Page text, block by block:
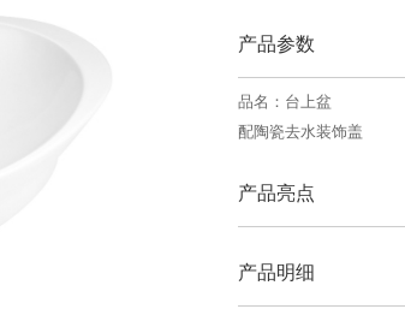
产品参数
品名：台上盆
配陶瓷去水装饰盖
产品亮点
产品明细